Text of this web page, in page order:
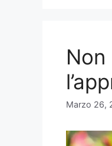
Marzo 26,